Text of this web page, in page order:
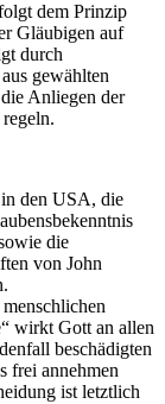
dem Prinzip
Gläubigen auf
durch
gewählten
Anliegen der
den USA, die
die
von John
wirkt Gott an allen
beschädigten
frei annehmen
ist letztlich